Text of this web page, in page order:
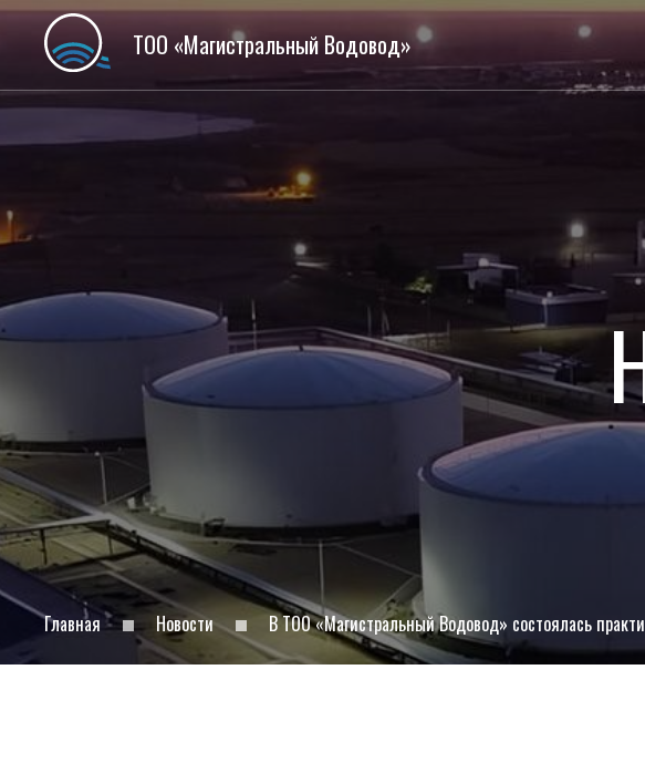
ТОО «Магистральный Водовод»
Главная Новости В ТОО «Магистральный Водовод» состоялась